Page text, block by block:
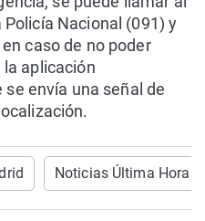
Nacional (091) y
caso de no poder
la aplicación
se envía una señal de
Noticias Última Hora